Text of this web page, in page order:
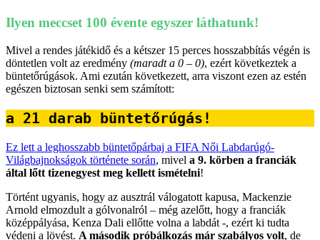
Ilyen meccset 100 évente egyszer láthatunk!
Mivel a rendes játékidő és a kétszer 15 perces hosszabbítás végén is
döntetlen volt az eredmény (maradt a 0 – 0), ezért következtek a
büntetőrúgások. Ami ezután következett, arra viszont ezen az estén
egészen biztosan senki sem számított:
a 21 darab büntetőrúgás!
Ez lett a leghosszabb büntetőpárbaj a FIFA Női Labdarúgó-
Világbajnokságok története során, mivel a 9. körben a franciák
által lőtt tizenegyest meg kellett ismételni!
Történt ugyanis, hogy az ausztrál válogatott kapusa, Mackenzie
Arnold elmozdult a gólvonalról – még azelőtt, hogy a franciák
középpályása, Kenza Dali ellőtte volna a labdát -, ezért ki tudta
védeni a lövést. A második próbálkozás már szabályos volt, de